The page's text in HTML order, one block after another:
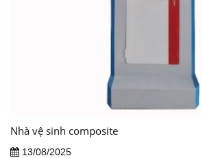
Nhà vệ sinh composite
13/08/2025